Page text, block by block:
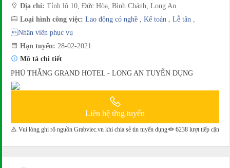
Địa chỉ: Tỉnh lộ 10, Đức Hòa, Bình Chánh, Long An
Loại hình công việc: Lao động có nghề Kế toán Lễ tân
Nhân viên phục vụ
Hạn tuyển: 28-02-2021
Mô tả chi tiết
PHÚ THẮNG GRAND HOTEL - LONG AN TUYỂN DỤNG
Liên hệ ứng tuyển
Vui lòng ghi rõ nguồn Grabviec.vn khi chia sẻ tin tuyển dụng 6238 lượt tiếp cận